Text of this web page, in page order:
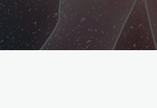
Fisiopatologia Respiratória
Infecciologia Respiratória
Patologia Respiratória do